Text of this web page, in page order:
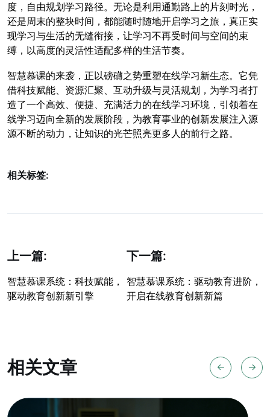
度，自由规划学习路径。无论是利用通勤路上的片刻时光，
还是周末的整块时间，都能随时随地开启学习之旅，真正实
现学习与生活的无缝衔接，让学习不再受时间与空间的束
缚，以高度的灵活性适配多样的生活节奏。
智慧慕课的来袭，正以磅礴之势重塑在线学习新生态。它凭
借科技赋能、资源汇聚、互动升级与灵活规划，为学习者打
造了一个高效、便捷、充满活力的在线学习环境，引领着在
线学习迈向全新的发展阶段，为教育事业的创新发展注入源
源不断的动力，让知识的光芒照亮更多人的前行之路。
相关标签:
上一篇:
智慧慕课系统：科技赋能，
驱动教育创新新引擎
下一篇:
智慧慕课系统：驱动教育进阶，
开启在线教育创新新篇
相关文章